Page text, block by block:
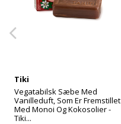
Tiki
Vegatabilsk Sæbe Med
Vanilleduft, Som Er Fremstillet
Med Monoi Og Kokosolier -
Tiki...